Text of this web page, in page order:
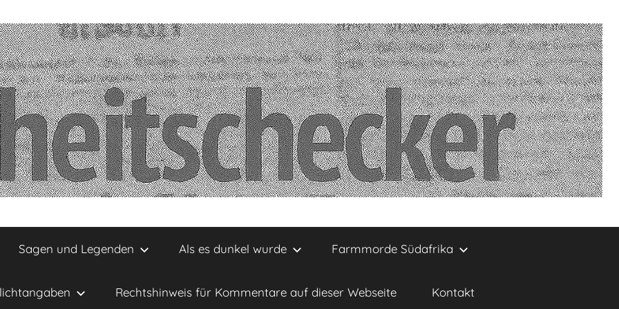
Sagen und Legenden Als es dunkel wurde Farmmorde Südafrika
Rechtshinweis für Kommentare auf dieser Webseite Kontakt